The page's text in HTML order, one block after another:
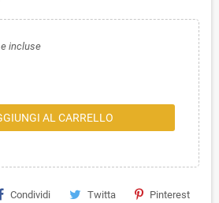
incluse
AL CARRELLO
Condividi Twitta Pinterest